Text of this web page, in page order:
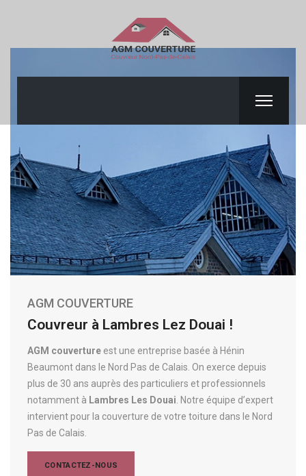
AGM COUVERTURE
Couvreur à Lambres Lez Douai !
AGM couverture est une entreprise basée à Hénin
Beaumont dans le Nord Pas de Calais. On exerce depuis
plus de 30 ans auprès des particuliers et professionnels
notamment à Lambres Les Douai . Notre équipe d’expert
intervient pour la couverture de votre toiture dans le Nord
Pas de Calais.
CONTACTEZ-NOUS